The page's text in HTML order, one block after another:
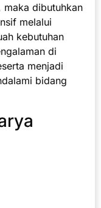
maka dibutuhkan
melalui
kebutuhan
di
menjadi
bidang